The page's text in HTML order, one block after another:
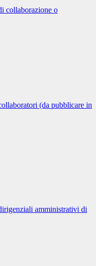
collaborazione o
(da pubblicare in
amministrativi di